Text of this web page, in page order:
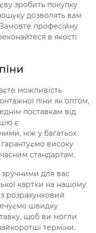
зробить покупку
дозволять вам
професійну
в якості
можливість
піни як оптом,
поставкам від
є
ніж у багатьох
високу
стандартам.
для вас
картки на нашому
розрахунковий
швидку
щоб ви могли
терміни.